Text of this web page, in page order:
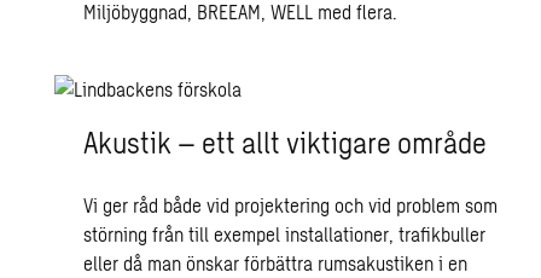
Miljöbyggnad, BREEAM, WELL med flera.
Akustik – ett allt viktigare område
Vi ger råd både vid projektering och vid problem som
störning från till exempel installationer, trafikbuller
eller då man önskar förbättra rumsakustiken i en